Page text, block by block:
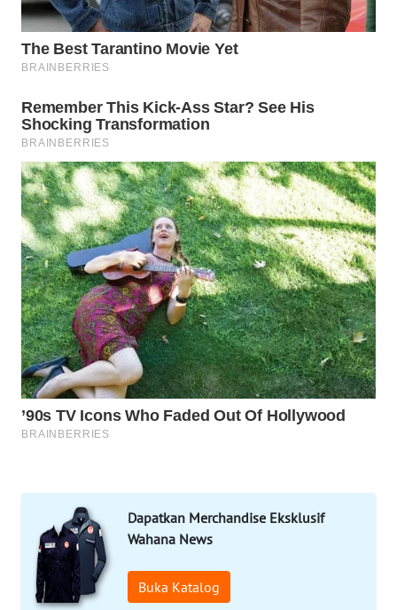
Dapatkan Merchandise Eksklusif
Wahana News
Buka Katalog
MKLI
LPKKI
LKKI
PORTAL
KONSUMEN
FORWAMKI
ALPERKLINAS
FORJASIDA
TAMBANG
NEWS
NEWS
SIDIKALANG
NEWS